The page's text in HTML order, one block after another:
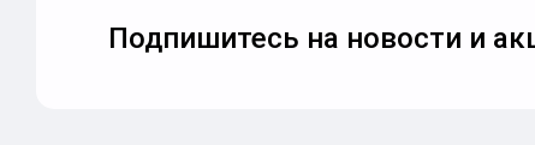
Подпишитесь на новости и